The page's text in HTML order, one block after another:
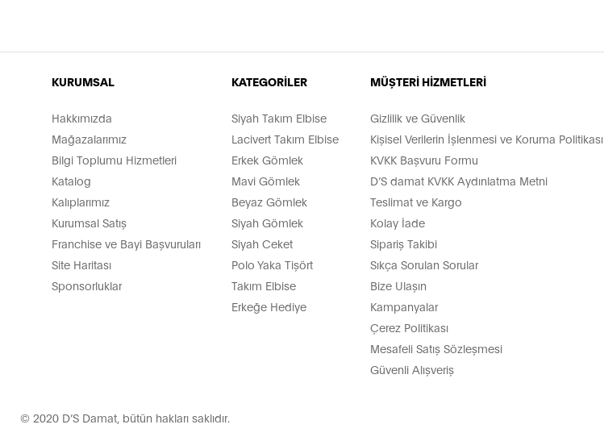
KURUMSAL
Hakkımızda
Mağazalarımız
Bilgi Toplumu Hizmetleri
Katalog
Kalıplarımız
Kurumsal Satış
Franchise ve Bayi Başvuruları
Site Haritası
Sponsorluklar
KATEGORİLER
Siyah Takım Elbise
Lacivert Takım Elbise
Erkek Gömlek
Mavi Gömlek
Beyaz Gömlek
Siyah Gömlek
Siyah Ceket
Polo Yaka Tişört
Takım Elbise
Erkeğe Hediye
MÜŞTERİ HİZMETLERİ
Gizlilik ve Güvenlik
Kişisel Verilerin İşlenmesi ve Koruma Politikası
KVKK Başvuru Formu
D’S damat KVKK Aydınlatma Metni
Teslimat ve Kargo
Kolay İade
Sipariş Takibi
Sıkça Sorulan Sorular
Bize Ulaşın
Kampanyalar
Çerez Politikası
Mesafeli Satış Sözleşmesi
Güvenli Alışveriş
© 2020 D’S Damat, bütün hakları saklıdır.